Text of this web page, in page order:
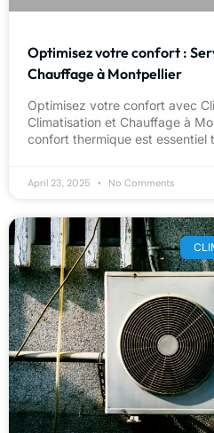
Optimisez votre confort :
Chauffage à Montpellier
Optimisez votre confort avec
Climatisation et Chauffage à
confort thermique est essentiel
April 23, 2025 No Comments